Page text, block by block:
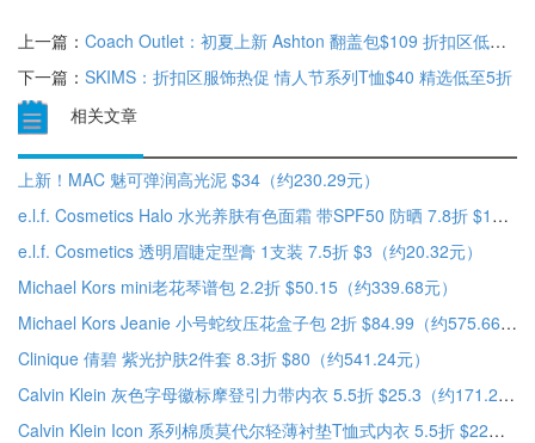
上一篇： Coach Outlet：初夏上新 Ashton 翻盖包$109 折扣区低至3折
下一篇： SKIMS：折扣区服饰热促 情人节系列T恤$40 精选低至5折
相关文章
上新！MAC 魅可弹润高光泥 $34（约230.29元）
e.l.f. Cosmetics Halo 水光养肤有色面霜 带SPF50 防晒 7.8折 $14（约94.83元）
e.l.f. Cosmetics 透明眉睫定型膏 1支装 7.5折 $3（约20.32元）
Michael Kors mini老花琴谱包 2.2折 $50.15（约339.68元）
Michael Kors Jeanie 小号蛇纹压花盒子包 2折 $84.99（约575.66元）
Clinique 倩碧 紫光护肤2件套 8.3折 $80（约541.24元）
Calvin Klein 灰色字母徽标摩登引力带内衣 5.5折 $25.3（约171.2元）
Calvin Klein Icon 系列棉质莫代尔轻薄衬垫T恤式内衣 5.5折 $22（约148.87元）